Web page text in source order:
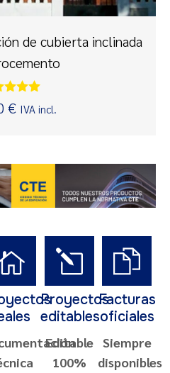
de cubierta inclinada
con
€ IVA incl.
Proyectos
editables
Editable
100%
Facturas
oficiales
Siempre
disponibles